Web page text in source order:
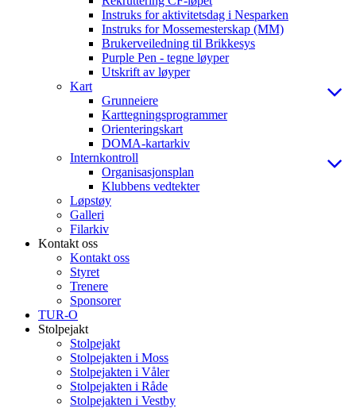
Instruks for aktivitetsdag i Nesparken
Instruks for Mossemesterskap (MM)
Brukerveiledning til Brikkesys
Purple Pen - tegne løyper
Utskrift av løyper
Kart
Grunneiere
Karttegningsprogrammer
Orienteringskart
DOMA-kartarkiv
Internkontroll
Organisasjonsplan
Klubbens vedtekter
Løpstøy
Galleri
Filarkiv
Kontakt oss
Kontakt oss
Styret
Trenere
Sponsorer
TUR-O
Stolpejakt
Stolpejakt
Stolpejakten i Moss
Stolpejakten i Våler
Stolpejakten i Råde
Stolpejakten i Vestby